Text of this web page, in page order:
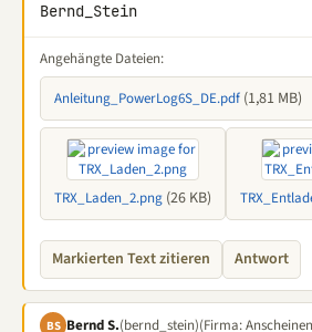
Bernd_Stein
Angehängte Dateien:
Anleitung_PowerLog6S_DE.pdf (1,81 MB)
TRX_Laden_2.png (26 KB)
Markierten Text zitieren Antwort
BS Bernd S.(bernd_stein)(Firma: